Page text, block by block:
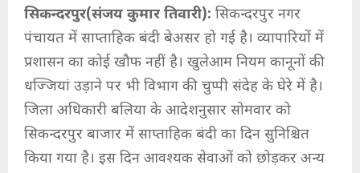
सिकन्दरपुर(संजय कुमार तिवारी): सिकन्दरपुर नगर
पंचायत में साप्ताहिक बंदी बेअसर हो गई है। व्यापारियों में
प्रशासन का कोई खौफ नहीं है। खुलेआम नियम कानूनों की
धज्जियां उड़ाने पर भी विभाग की चुप्पी संदेह के घेरे में है।
जिला अधिकारी बलिया के आदेशनुसार सोमवार को
सिकन्दरपुर बाजार में साप्ताहिक बंदी का दिन सुनिश्चित
किया गया है। इस दिन आवश्यक सेवाओं को छोड़कर अन्य